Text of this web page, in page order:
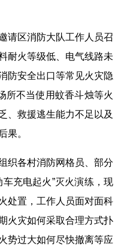
请区消防大队工作人员召
耐火等级低、电气线路未
防安全出口等常见火灾隐
所不当使用蚊香斗烛等火
、救援逃生能力不足以及
果。
织各村消防网格员、部分
充电起火”灭火演练，现
处置，工作人员面对面科
火灾如何采取合理方式扑
势过大如何尽快撤离等应